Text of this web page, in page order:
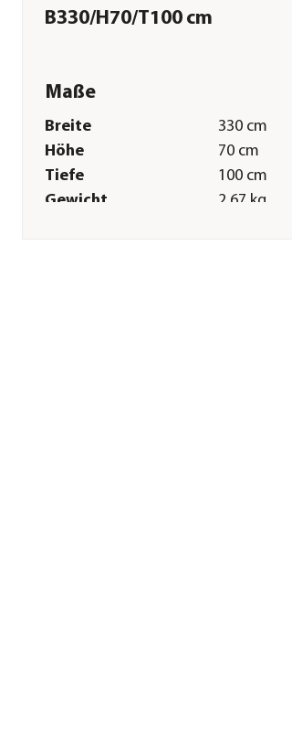
B330/H70/T100 cm
Maße
Breite
330 cm
Höhe
70 cm
Tiefe
100 cm
Gewicht
2,67 kg